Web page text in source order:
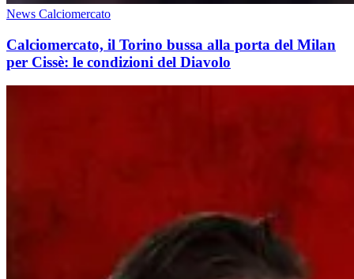
News Calciomercato
Calciomercato, il Torino bussa alla porta del Milan
per Cissè: le condizioni del Diavolo